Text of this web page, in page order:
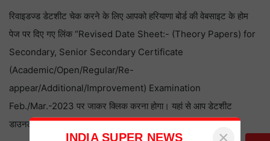
रिवाइडज्ड डेटशीट चेक करने के लिए आपको हरियाणा बोर्ड की वेबसाइट के होम
पेज पर दिए गए लिंक “Revised Date Sheet:- (Theory Papers) for
Secondary, Senior Secondary Certificate
(Academic/Open/Regular/Re-
appear/Additional/Improvement) Examination
Feb./Mar.-2023 पर जाकर क्लिक करना होगा। यहां से आप डेटशीट
डाउनलोड कर सकेंगे
INDIA SUPER NEWS